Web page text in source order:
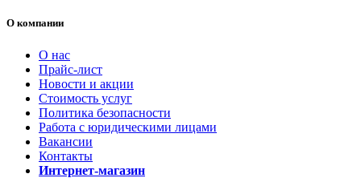
О компании
О нас
Прайс-лист
Новости и акции
Стоимость услуг
Политика безопасности
Работа с юридическими лицами
Вакансии
Контакты
Интернет-магазин